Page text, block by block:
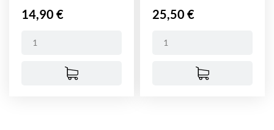
Prix
14,90 € Prix
25,50 €